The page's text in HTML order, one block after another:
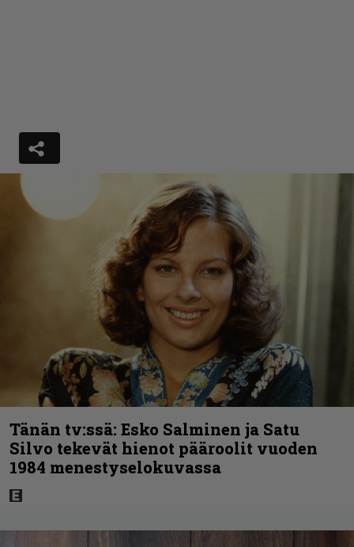
Tänän tv:ssä: Esko Salminen ja Satu
Silvo tekevät hienot pääroolit vuoden
1984 menestyselokuvassa